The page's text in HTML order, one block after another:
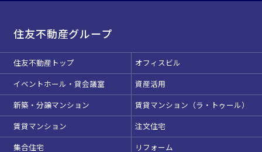
住友不動産グループ
住友不動産トップ
オフィスビル
イベントホール・貸会議室
資産活用
新築・分譲マンション
賃貸マンション（ラ・トゥール）
賃貸マンション
注文住宅
集合住宅
リフォーム